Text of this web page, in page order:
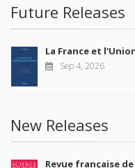
Future Releases
La France et
Sep 4, 2026
New Releases
Revue française